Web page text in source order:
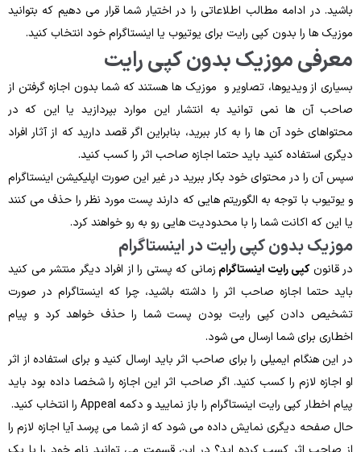
باشید. در ادامه مطالب اطلاعاتی را در اختیار شما قرار می ‌دهیم که بتوانید
موزیک ‌ها را بدون کپی‌ رایت برای یوتیوب یا اینستاگرام خود انتخاب کنید.
معرفی موزیک بدون کپی‌ رایت
بسیاری از ویدیوها، تصاویر و موزیک ‌ها هستند که شما بدون اجازه گرفتن از
صاحب آن ‌ها نمی ‌توانید به انتشار این موارد بپردازید یا این ‌که در
محتواهای خود آن ‌ها را به کار ببرید، بنابراین اگر قصد دارید که از آثار افراد
دیگری استفاده کنید باید حتما اجازه صاحب اثر را کسب کنید.
سپس آن را در محتوای خود بکار ببرید در غیر این صورت اپلیکیشن اینستاگرام
و یوتیوب با توجه به الگوریتم‌ هایی که دارند پست مورد نظر را حذف می ‌کنند
یا این ‌که اکانت شما را با محدودیت ‌هایی رو به رو خواهند کرد.
موزیک بدون کپی‌ رایت در اینستاگرام
در قانونکپی رایت اینستاگرام زمانی‌ که پستی را از افراد دیگر منتشر می ‌کنید
باید حتما اجازه صاحب اثر را داشته باشید، چرا که اینستاگرام در صورت
تشخیص دادن کپی ‌رایت بودن پست شما را حذف خواهد کرد و پیام
اخطاری برای شما ارسال می‌ شود.
در این هنگام ایمیلی را برای صاحب اثر باید ارسال کنید و برای استفاده از اثر
او اجازه لازم را کسب کنید. اگر صاحب اثر این اجازه را شخصا داده بود باید
پیام اخطار کپی ‌رایت اینستاگرام را باز نمایید و دکمه Appeal را انتخاب کنید.
حال صفحه دیگری نمایش داده می ‌شود که از شما می ‌پرسد آیا اجازه لازم را